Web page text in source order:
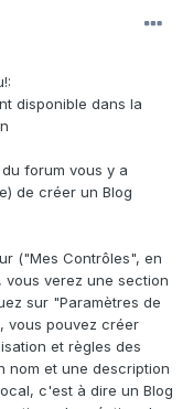
disponible dans la
forum vous y a
de créer un Blog
("Mes Contrôles", en
vous verez une section
sur "Paramètres de
vous pouvez créer
et règles des
nom et une description
c'est à dire un Blog